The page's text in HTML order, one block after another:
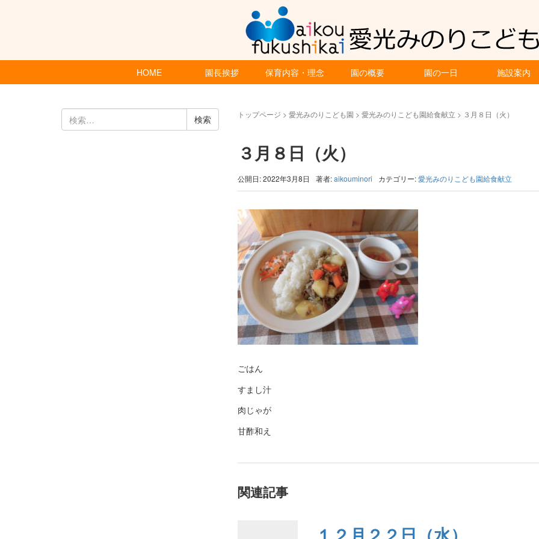
HOME 園長挨拶 保育内容・理念 園の概要 園の一日 施設案内
トップページ > 愛光みのりこども園 > 愛光みのりこども園給食献立 > ３月８日（火）
３月８日（火）
公開日: 2022年3月8日 著者:aikouminori カテゴリー:愛光みのりこども園給食献立
ごはん
すまし汁
肉じゃが
甘酢和え
関連記事
検
索: